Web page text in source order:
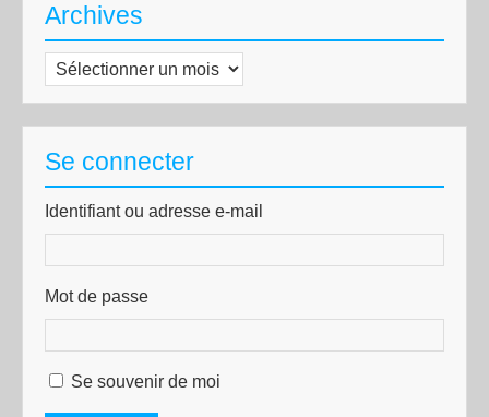
Archives
Archives
Se connecter
Identifiant ou adresse e-mail
Mot de passe
Se souvenir de moi